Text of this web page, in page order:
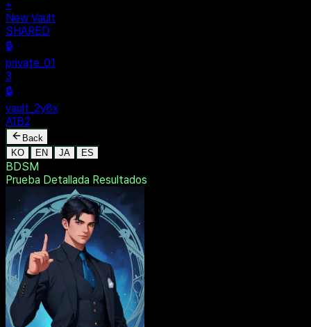
+
New Vault
SHARED
🔒
private_01
3
🔒
vault_2y8x
A1B2
Back
KO
EN JA ES
BDSM
Prueba Detallada Resultados